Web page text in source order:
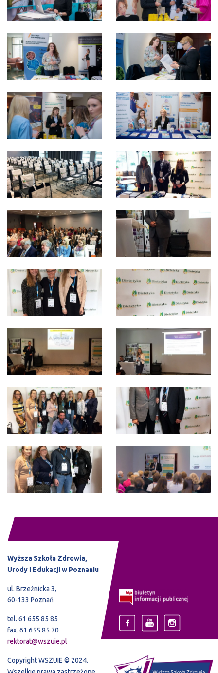
Wyższa Szkoła Zdrowia,
Urody i Edukacji w Poznaniu
ul. Brzeźnicka 3,
60-133 Poznań
tel. 61 655 85 85
fax. 61 655 85 70
rektorat@wszuie.pl
Copyright WSZUIE © 2024.